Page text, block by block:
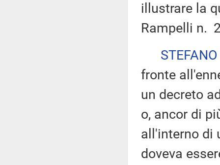
illustrare la
Rampelli n.
fronte
un decreto
o, ancor di
all'interno di
doveva